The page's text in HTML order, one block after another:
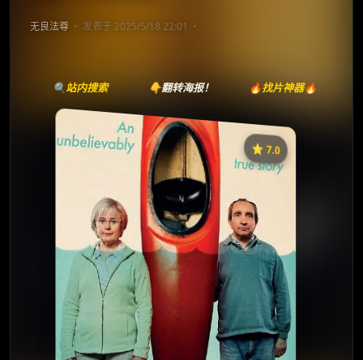
无良法尊 发表于 2025/5/18 22:01
🔍站内搜索 👇翻转海报！ 🔥找片神器🔥
⭐️ 7.0
《窃贼、妻子及皮划艇》
⭐
收藏
⭐️ 评分：7.0 | 🎬 2022年
✅ 已完结
夸克网盘